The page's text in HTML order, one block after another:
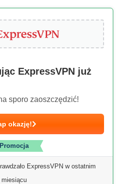
ExpressVPN już
sporo zaoszczędzić!
okazję!
Promocja
ExpressVPN w ostatnim
miesiącu